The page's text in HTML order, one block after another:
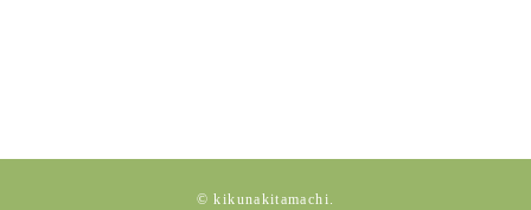
© kikunakitamachi.